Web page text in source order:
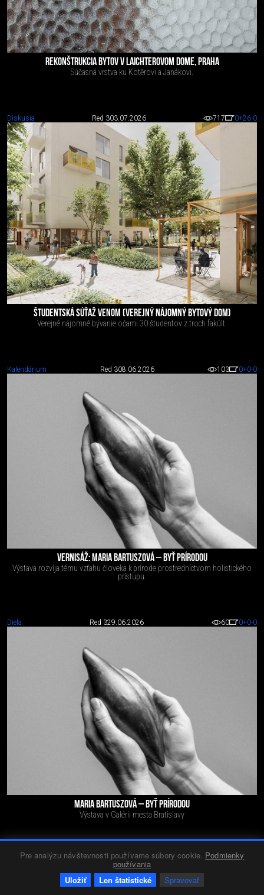
Pre analýzu návštevnosti používame súbory cookie. Podmienky
používania
Uložiť
Len štatistické Spravovať
REKONŠTRUKCIA BYTOV V LAICHTEROVOM DOME, PRAHA
Súčasná vrstva ku Kotěrovi a Janákovi.
Diskusia Red 303.07.2026 717 0+26-0
ŠTUDENTSKÁ SÚŤAŽ VENOM (VEREJNÝ NÁJOMNÝ BYTOVÝ DOM)
Verejné nájomné bývanie očami 30 študentov z troch fakúlt.
Kalendárium Red 308.06.2026 103 0+0-0
VERNISÁŽ: MARIA BARTUSZOVÁ – BYŤ PRÍRODOU
Výstava rozvíja tému vzťahu človeka k prírode prostredníctvom holistického
prístupu.
Diela Red 329.06.2026 60 0+0-0
MARIA BARTUSZOVÁ – BYŤ PRÍRODOU
Výstava v Galérii mesta Bratislavy
Diela Red 313.06.2026 1188 0+32